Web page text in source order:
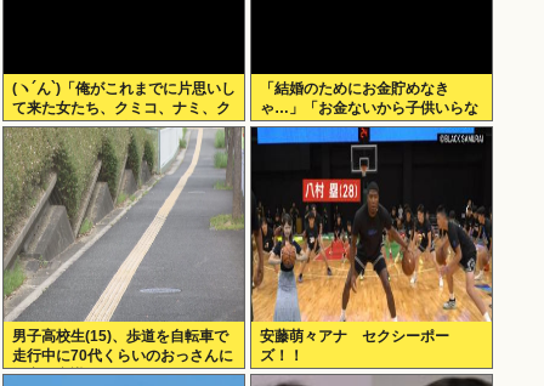
(ヽ´ん`)「俺がこれまでに片思いし
て来た女たち、クミコ、ナミ、ク
ミコ(1人目とは別人、タミヨ、カ
オリ、ユカリ…」
「結婚のためにお金貯めなき
ゃ…」「お金ないから子供いらな
い」←こいつら
男子高校生(15)、歩道を自転車で
走行中に70代くらいのおっさんに
衝突し意識不明にさせてしまう
安藤萌々アナ セクシーポー
ズ！！